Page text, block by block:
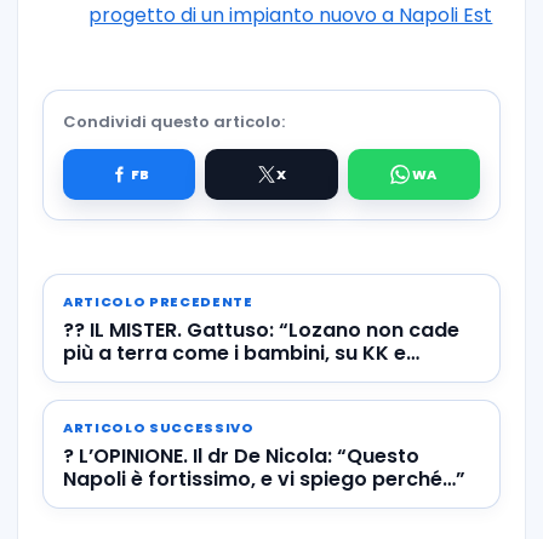
progetto di un impianto nuovo a Napoli Est
Condividi questo articolo:
ARTICOLO PRECEDENTE
?? IL MISTER. Gattuso: “Lozano non cade
più a terra come i bambini, su KK e
Osimhen vi dico che…”
ARTICOLO SUCCESSIVO
? L’OPINIONE. Il dr De Nicola: “Questo
Napoli è fortissimo, e vi spiego perché…”